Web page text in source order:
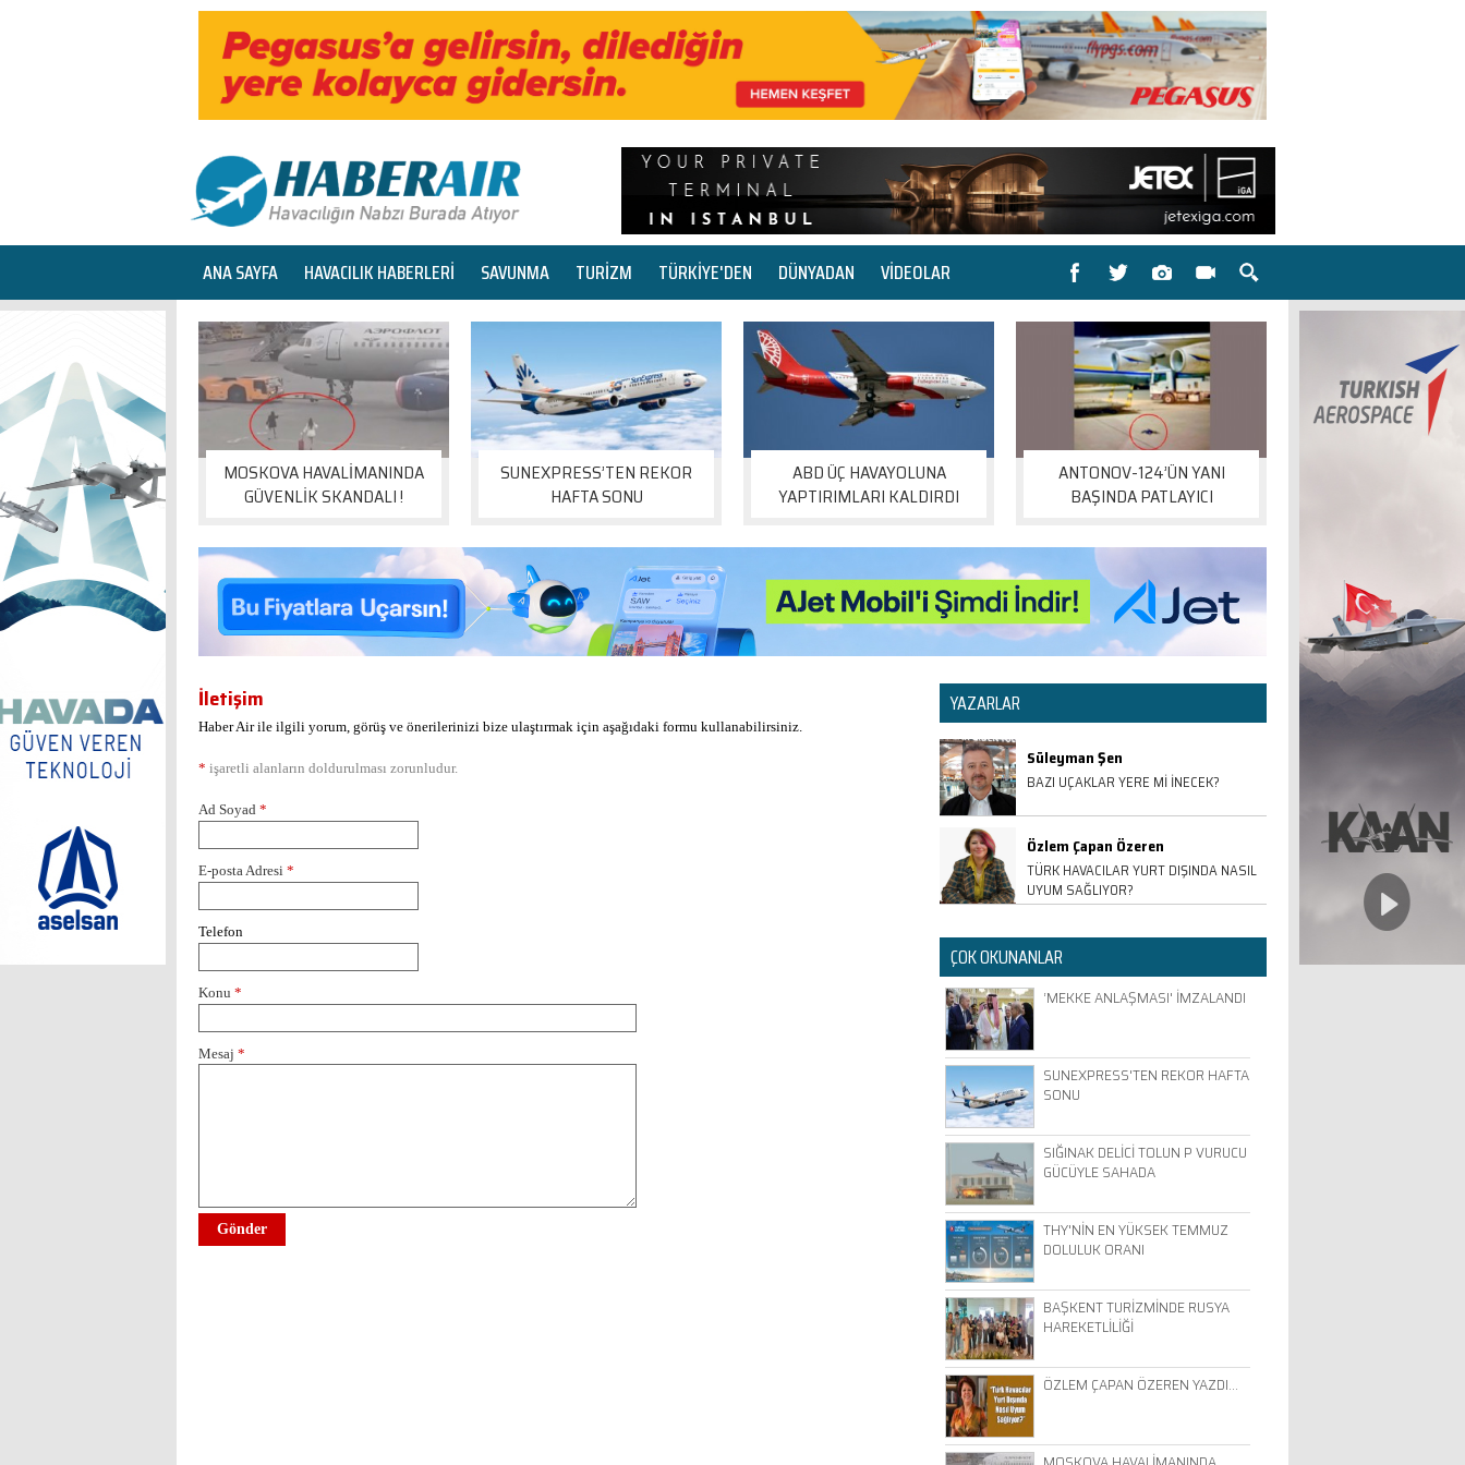
ANA SAYFA HAVACILIK HABERLERİ SAVUNMA TURİZM TÜRKİYE'DEN DÜNYADAN VİDEOLAR
MOSKOVA HAVALİMANINDA
GÜVENLİK SKANDALI !
SUNEXPRESS’TEN REKOR
HAFTA SONU
ABD ÜÇ HAVAYOLUNA
YAPTIRIMLARI KALDIRDI
ANTONOV-124’ÜN YANI
BAŞINDA PATLAYICI
İletişim
Haber Air ile ilgili yorum, görüş ve önerilerinizi bize ulaştırmak için aşağıdaki formu kullanabilirsiniz.
* işaretli alanların doldurulması zorunludur.
Ad Soyad *
E-posta Adresi *
Telefon
Konu *
Mesaj *
YAZARLAR
Süleyman Şen
BAZI UÇAKLAR YERE Mİ İNECEK?
Özlem Çapan Özeren
TÜRK HAVACILAR YURT DIŞINDA NASIL
UYUM SAĞLIYOR?
ÇOK OKUNANLAR
‘MEKKE ANLAŞMASI' İMZALANDI
SUNEXPRESS'TEN REKOR HAFTA
SONU
SIĞINAK DELİCİ TOLUN P VURUCU
GÜCÜYLE SAHADA
THY'NİN EN YÜKSEK TEMMUZ
DOLULUK ORANI
BAŞKENT TURİZMİNDE RUSYA
HAREKETLİLİĞİ
ÖZLEM ÇAPAN ÖZEREN YAZDI…